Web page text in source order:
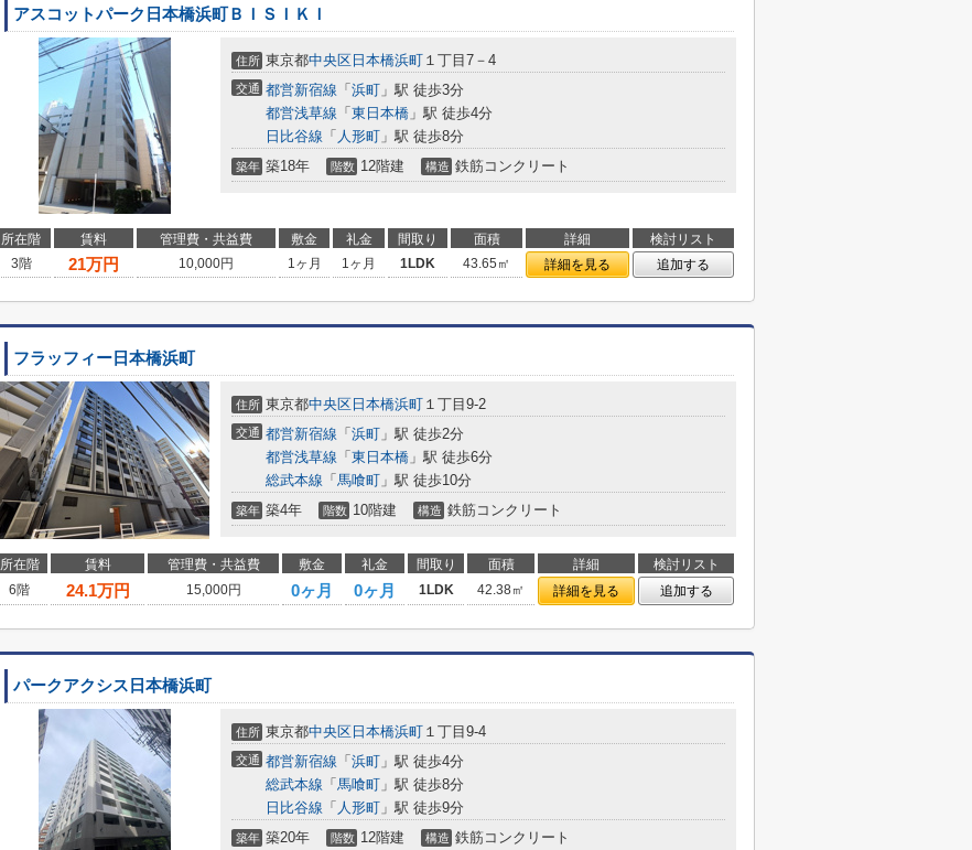
アスコットパーク日本橋浜町ＢＩＳＩＫＩ
住所 東京都中央区 日本橋浜町 １丁目7－4
交通 都営新宿線 「 浜町 」駅 徒歩3分
都営浅草線 「 東日本橋 」駅 徒歩4分
日比谷線 「 人形町 」駅 徒歩8分
築年 築18年 階数 12階建 構造 鉄筋コンクリート
所在階 賃料 管理費・共益費 敷金 礼金 間取り 面積 詳細
検討リスト
3階
21万円 10,000円 1ヶ月 1ヶ月 1LDK 43.65㎡ 詳細を見る 追加する
フラッフィー日本橋浜町
住所 東京都中央区 日本橋浜町 １丁目9-2
交通 都営新宿線 「 浜町 」駅 徒歩2分
都営浅草線 「 東日本橋 」駅 徒歩6分
総武本線 「 馬喰町 」駅 徒歩10分
築年 築4年 階数 10階建 構造 鉄筋コンクリート
所在階 賃料 管理費・共益費 敷金 礼金 間取り 面積 詳細
検討リスト
6階
24.1万円 15,000円 0ヶ月 0ヶ月 1LDK 42.38㎡ 詳細を見る 追加する
パークアクシス日本橋浜町
住所 東京都中央区 日本橋浜町 １丁目9-4
交通 都営新宿線 「 浜町 」駅 徒歩4分
総武本線 「 馬喰町 」駅 徒歩8分
日比谷線 「 人形町 」駅 徒歩9分
築年 築20年 階数 12階建 構造 鉄筋コンクリート